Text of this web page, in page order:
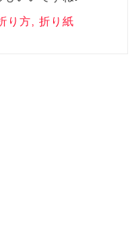
り方, 折り紙